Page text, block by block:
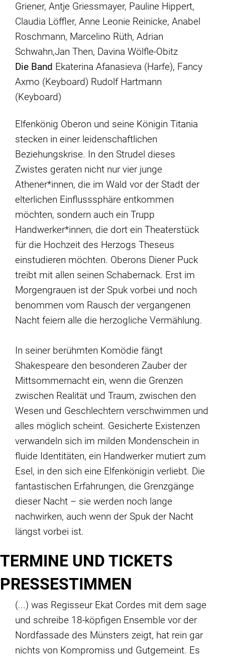
Griener, Antje Griessmayer, Pauline Hippert,
Claudia Löffler, Anne Leonie Reinicke, Anabel
Roschmann, Marcelino Rüth, Adrian
Schwahn,Jan Then, Davina Wölfle-Obitz
Die Band Ekaterina Afanasieva (Harfe), Fancy
Axmo (Keyboard) Rudolf Hartmann
(Keyboard)
Elfenkönig Oberon und seine Königin Titania
stecken in einer leidenschaftlichen
Beziehungskrise. In den Strudel dieses
Zwistes geraten nicht nur vier junge
Athener*innen, die im Wald vor der Stadt der
elterlichen Einflusssphäre entkommen
möchten, sondern auch ein Trupp
Handwerker*innen, die dort ein Theaterstück
für die Hochzeit des Herzogs Theseus
einstudieren möchten. Oberons Diener Puck
treibt mit allen seinen Schabernack. Erst im
Morgengrauen ist der Spuk vorbei und noch
benommen vom Rausch der vergangenen
Nacht feiern alle die herzogliche Vermählung.
In seiner berühmten Komödie fängt
Shakespeare den besonderen Zauber der
Mittsommernacht ein, wenn die Grenzen
zwischen Realität und Traum, zwischen den
Wesen und Geschlechtern verschwimmen und
alles möglich scheint. Gesicherte Existenzen
verwandeln sich im milden Mondenschein in
fluide Identitäten, ein Handwerker mutiert zum
Esel, in den sich eine Elfenkönigin verliebt. Die
fantastischen Erfahrungen, die Grenzgänge
dieser Nacht – sie werden noch lange
nachwirken, auch wenn der Spuk der Nacht
längst vorbei ist.
TERMINE UND TICKETS
PRESSESTIMMEN
(...) was Regisseur Ekat Cordes mit dem sage
und schreibe 18-köpfigen Ensemble vor der
Nordfassade des Münsters zeigt, hat rein gar
nichts von Kompromiss und Gutgemeint. Es